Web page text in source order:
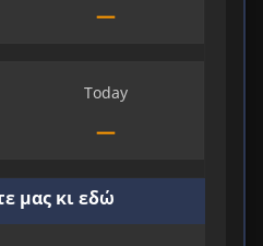
—
Today
—
μας κι εδώ